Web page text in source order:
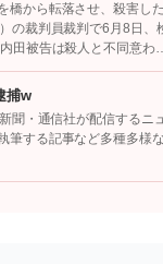
橋から転落させ、殺害し
の裁判員裁判で6月8日、
田被告は殺人と不同意わ
捕w
聞・通信社が配信するニ
筆する記事など多種多様